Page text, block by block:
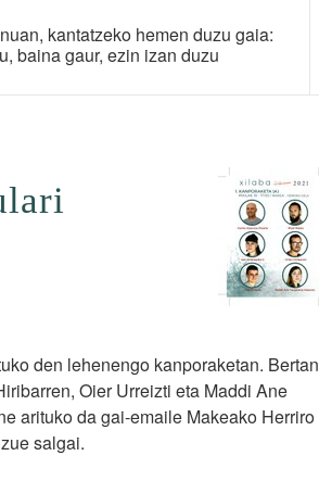
kantatzeko hemen duzu gaia:
baina gaur, ezin izan duzu
den lehenengo kanporaketan. Bertan
Oier Urreizti eta Maddi Ane
arituko da gai-emaile Makeako Herriro
salgai.